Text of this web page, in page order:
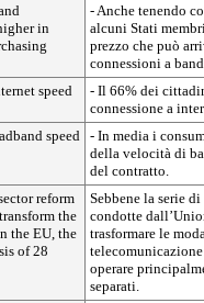
in
- Anche tenendo
alcuni Stati
prezzo che può
connessioni a
speed
- Il 66% dei
connessione a
speed
- In media i
della velocità di
del contratto.
reform
the
the EU, the
of 28
Sebbene la serie
condotte
trasformare le
operare
separati.